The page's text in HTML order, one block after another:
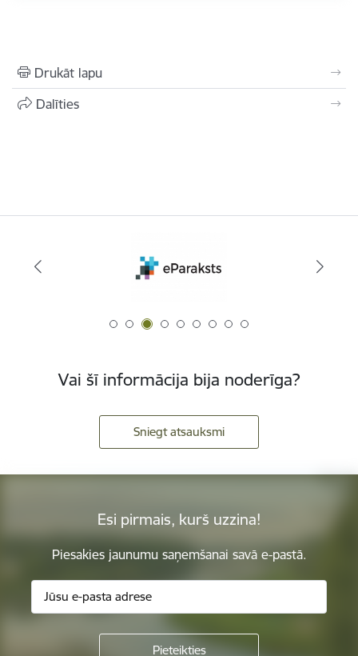
Drukāt lapu
Dalīties
Vai šī informācija bija noderīga?
Sniegt atsauksmi
Esi pirmais, kurš uzzina!
Piesakies jaunumu saņemšanai savā e-pastā.